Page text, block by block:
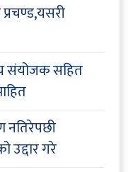
संयोजक सहित
नतिरेपछी
उद्दार गरे